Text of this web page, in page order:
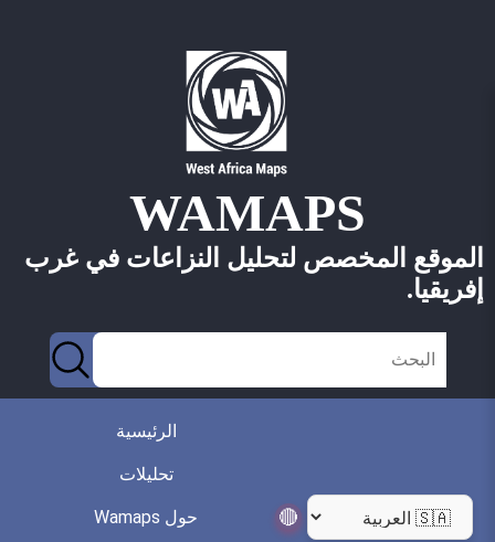
WAMAPS
الموقع المخصص لتحليل النزاعات في غرب
إفريقيا.
الرئيسية
تحليلات
حول Wamaps 🔴